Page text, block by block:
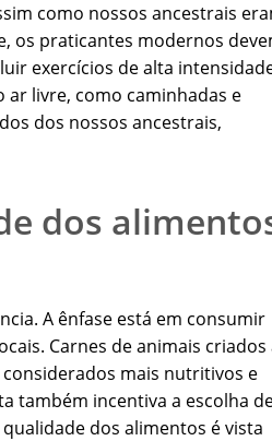
como nossos ancestrais
os praticantes modernos
exercícios de alta
livre, como caminhadas e
dos nossos ancestrais,
dos
A ênfase está em consumir
Carnes de animais criados
mais nutritivos e
também incentiva a escolha
dos alimentos é vista